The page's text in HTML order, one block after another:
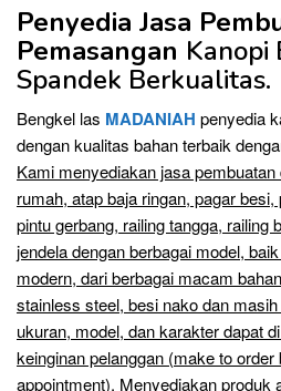
Penyedia Jasa
Pemasangan Kanopi
Spandek Berkualitas.
Bengkel las MADANIAH penyedia
dengan kualitas bahan terbaik
Kami menyediakan jasa
rumah, atap baja ringan, pagar
pintu gerbang, railing tangga, railing
jendela dengan berbagai model,
modern, dari berbagai macam
stainless steel, besi nako dan
ukuran, model, dan karakter dapat
keinginan pelanggan (make to order
appointment). Menyediakan produk